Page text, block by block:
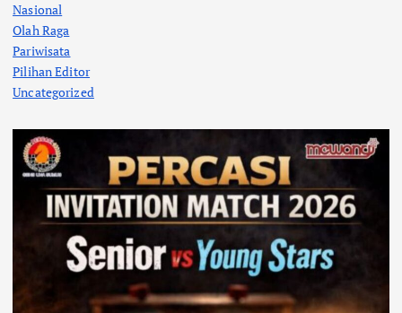
Nasional
Olah Raga
Pariwisata
Pilihan Editor
Uncategorized